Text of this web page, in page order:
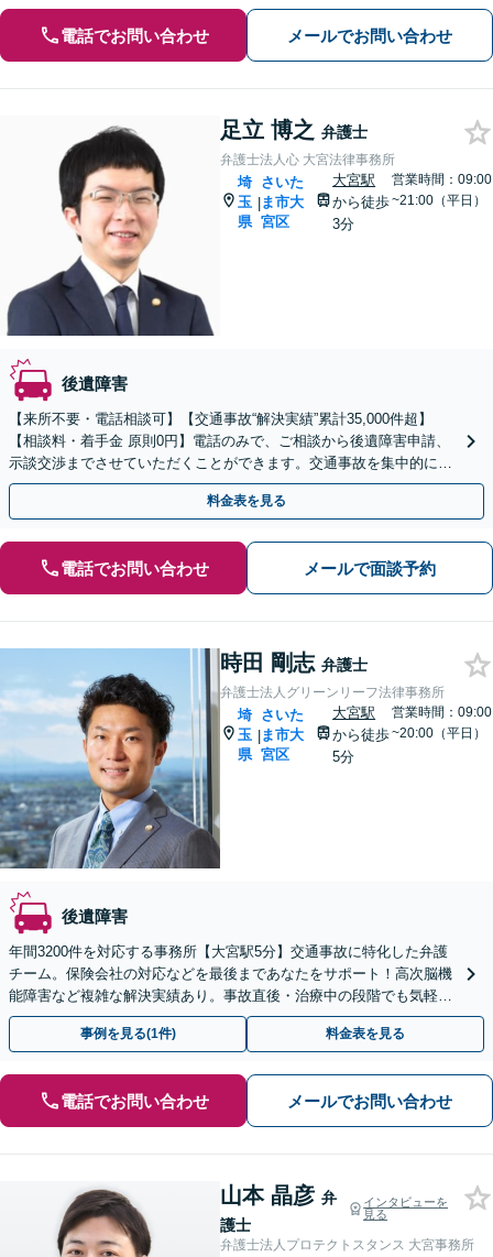
電話でお問い合わせ メールでお問い合わせ
足立 博之 弁護士
弁護士法人心 大宮法律事務所
埼
玉
県
|
さいた
ま市大
宮区
大宮駅
から徒歩
3分
営業時間：09:00
~21:00（平日）
後遺障害
【来所不要・電話相談可】【交通事故“解決実績”累計35,000件超】
【相談料・着手金 原則0円】電話のみで、ご相談から後遺障害申請、
示談交渉までさせていただくことができます。交通事故を集中的に取
り扱っている弁護士が全力でサポート！
料金表を見る
電話でお問い合わせ メールで面談予約
時田 剛志 弁護士
弁護士法人グリーンリーフ法律事務所
埼
玉
県
|
さいた
ま市大
宮区
大宮駅
から徒歩
5分
営業時間：09:00
~20:00（平日）
後遺障害
年間3200件を対応する事務所【大宮駅5分】交通事故に特化した弁護
チーム。保険会社の対応などを最後まであなたをサポート！高次脳機
能障害など複雑な解決実績あり。事故直後・治療中の段階でも気軽に
ご相談ください【休日・夜間対応可】
事例を見る(1件) 料金表を見る
電話でお問い合わせ メールでお問い合わせ
山本 晶彦 弁
護士
インタビューを
見る
弁護士法人プロテクトスタンス 大宮事務所